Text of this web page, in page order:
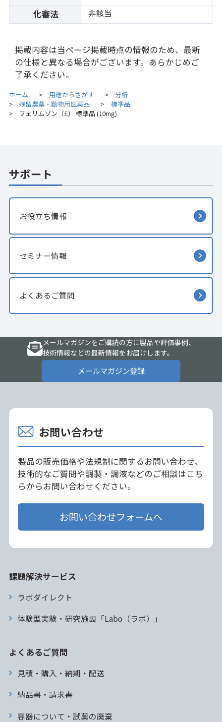
化審法 非該当
掲載内容は当ページ掲載時点の情報のため、最新
の仕様と異なる場合がございます。あらかじめご
了承ください。
ホーム > 用途からさがす > 分析
> 残留農薬・動物用医薬品 > 標準品
> フェリムゾン（E） 標準品 (10mg)
サポート
お役立ち情報
セミナー情報
よくあるご質問
メールマガジンをご購読の方に製品や評価事例、
技術情報などの最新情報をお届けします。
メールマガジン登録
お問い合わせ
製品の販売価格や法規制に関するお問い合わせ、
技術的なご質問や調製・調液などのご相談はこち
らからお問い合わせください。
お問い合わせフォームへ
課題解決サービス
ラボダイレクト
体験型実験・研究施設「Labo（ラボ）」
よくあるご質問
見積・購入・納期・配送
納品書・請求書
容器について・試薬の廃棄